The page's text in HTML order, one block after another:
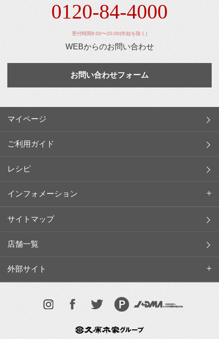
0120-84-4000
受付時間8:00〜20:00(年始を除く)
WEBからのお問い合わせ
お問い合わせフォーム
マイページ
ご利用ガイド
レシピ
インフォメーション
サイトマップ
店舗一覧
外部サイト